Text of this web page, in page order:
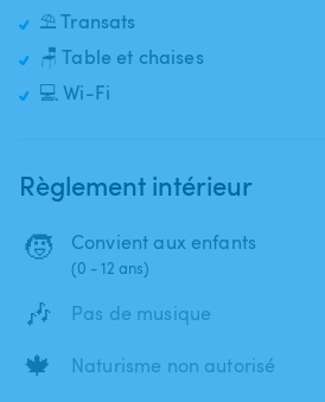
⛱️ Transats
🪑 Table et chaises
💻 Wi-Fi
Règlement intérieur
🧒 Convient aux enfants
(0 - 12 ans)
🎶 Pas de musique
🍁 Naturisme non autorisé